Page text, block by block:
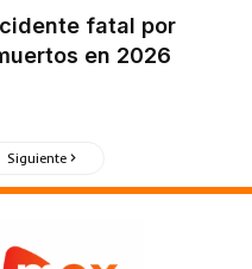
fatal por
en 2026
Siguiente